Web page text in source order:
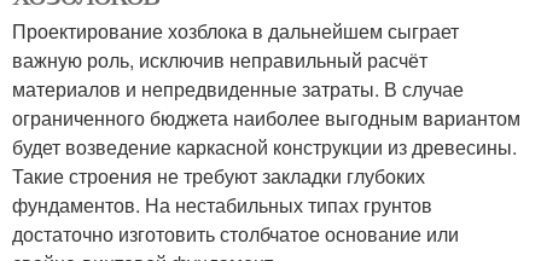
Проектирование хозблока в дальнейшем сыграет
важную роль, исключив неправильный расчёт
материалов и непредвиденные затраты. В случае
ограниченного бюджета наиболее выгодным вариантом
будет возведение каркасной конструкции из древесины.
Такие строения не требуют закладки глубоких
фундаментов. На нестабильных типах грунтов
достаточно изготовить столбчатое основание или